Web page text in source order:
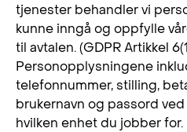
tjenester behandler vi
kunne inngå og oppfylle
til avtalen. (GDPR Artikkel
Personopplysningene
telefonnummer, stilling,
brukernavn og passord
hvilken enhet du jobber for.